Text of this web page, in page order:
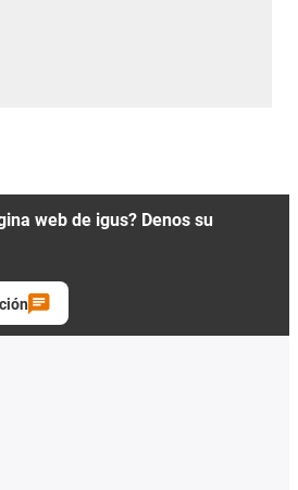
web de igus? Denos su